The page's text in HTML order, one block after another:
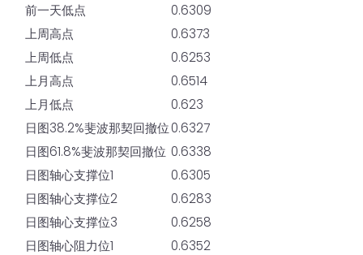
前一天低点
0.6309
上周高点
0.6373
上周低点
0.6253
上月高点
0.6514
上月低点
0.623
日图38.2%斐波那契回撤位0.6327
日图61.8%斐波那契回撤位 0.6338
日图轴心支撑位1
0.6305
日图轴心支撑位2
0.6283
日图轴心支撑位3
0.6258
日图轴心阻力位1
0.6352